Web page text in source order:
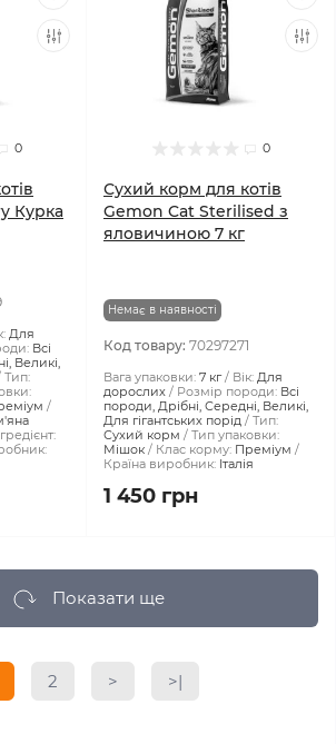
0
Курка
Для
Всі
Великі,
Тип:
0
Сухий корм для котів
Gemon Cat Sterilised з
яловичиною 7 кг
Немає в наявності
Код товару: 70297271
Вага упаковки: 7 кг Вік: Для
дорослих
Розмір породи: Всі
породи, Дрібні, Середні, Великі,
Для гігантських порід
Тип:
Сухий корм
Тип упаковки:
Мішок
Клас корму: Преміум
Країна виробник: Італія
1 450 грн
Показати ще
2 > >|